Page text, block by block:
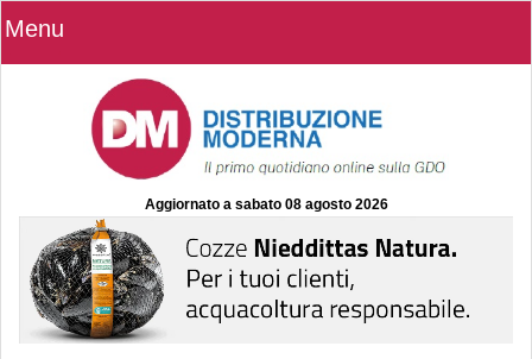
Menu
Aggiornato a sabato 08 agosto 2026